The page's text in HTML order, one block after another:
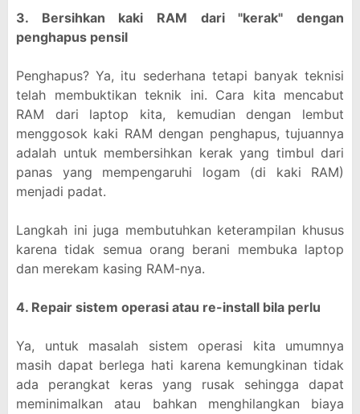
3. Bersihkan kaki RAM dari "kerak" dengan
penghapus pensil
Penghapus? Ya, itu sederhana tetapi banyak teknisi
telah membuktikan teknik ini. Cara kita mencabut
RAM dari laptop kita, kemudian dengan lembut
menggosok kaki RAM dengan penghapus, tujuannya
adalah untuk membersihkan kerak yang timbul dari
panas yang mempengaruhi logam (di kaki RAM)
menjadi padat.
Langkah ini juga membutuhkan keterampilan khusus
karena tidak semua orang berani membuka laptop
dan merekam kasing RAM-nya.
4. Repair sistem operasi atau re-install bila perlu
Ya, untuk masalah sistem operasi kita umumnya
masih dapat berlega hati karena kemungkinan tidak
ada perangkat keras yang rusak sehingga dapat
meminimalkan atau bahkan menghilangkan biaya